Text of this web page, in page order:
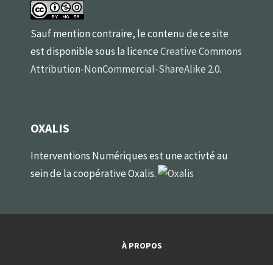
Sauf mention contraire, le contenu de ce site
est disponible sous la licenceCreative Commons
Attribution-NonCommercial-ShareAlike 2.0.
OXALIS
Interventions Numériques est une activté au
sein de la coopérative Oxalis.
À PROPOS